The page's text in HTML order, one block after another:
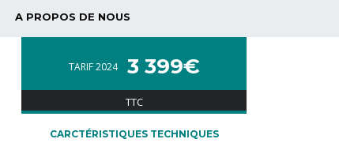
A PROPOS DE NOUS
TARIF 2024 3 399€
TTC
CARCTÉRISTIQUES TECHNIQUES